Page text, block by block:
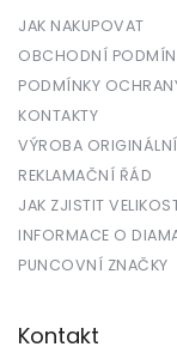
JAK NAKUPOVAT
OBCHODNÍ
PODMÍNKY
KONTAKTY
VÝROBA
REKLAMAČNÍ ŘÁD
JAK ZJISTIT
INFORMACE O
PUNCOVNÍ ZNAČKY
Kontakt